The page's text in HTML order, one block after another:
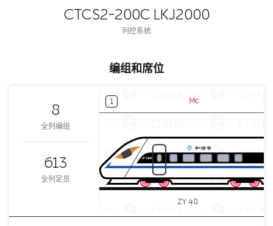
CTCS2-200C LKJ2000
列控系统
编组和席位
8
全列编组
613
全列定员
1 Mc
ZY 48